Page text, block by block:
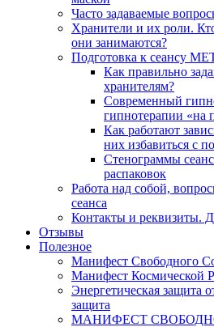
Часто задаваемые
Хранители и их роли.
они занимаются?
Подготовка к сеансу
Как правильно
хранителям?
Современный
гипнотерапии «на
Как работают
них избавиться
Стенограммы
распаковок
Работа над собой,
сеанса
Контакты и реквизиты.
Отзывы
Полезное
Манифест Свободного
Манифест Космической
Энергетическая защита
защита
МАНИФЕСТ